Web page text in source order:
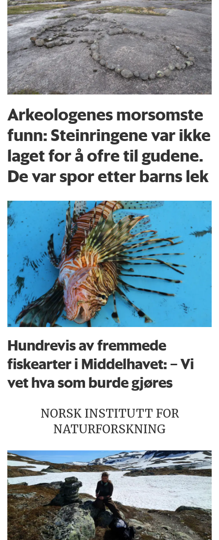
Arkeologenes morsomste
funn: Steinringene var ikke
laget for å ofre til gudene.
De var spor etter barns lek
Hundrevis av fremmede
fiskearter i Middelhavet: – Vi
vet hva som burde gjøres
NORSK INSTITUTT FOR
NATURFORSKNING